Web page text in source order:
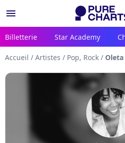
menu
Billetterie Star Academy
Accueil / Artistes / Pop, Rock /